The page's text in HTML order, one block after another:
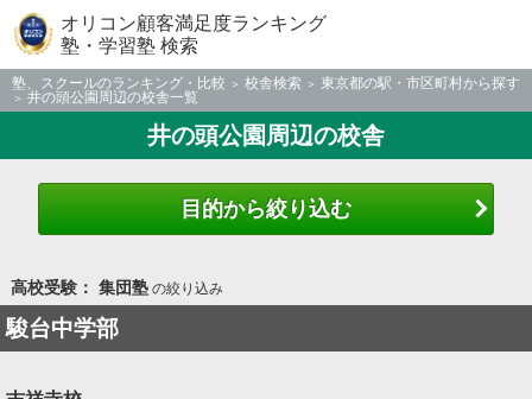
オリコン顧客満足度ランキング
塾・学習塾 検索
塾、スクールのランキング・比較 校舎検索
東京都の駅・市区町村から探す
井の頭公園周辺の校舎一覧
井の頭公園周辺の校舎
目的から絞り込む
高校受験： 集団塾の絞り込み
駿台中学部